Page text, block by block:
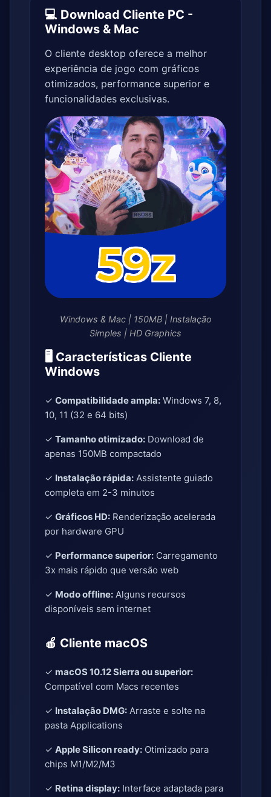
💻 Download Cliente PC -
Windows & Mac
O cliente desktop oferece a melhor
experiência de jogo com gráficos
otimizados, performance superior e
funcionalidades exclusivas.
Windows & Mac | 150MB | Instalação
Simples | HD Graphics
🖥️ Características Cliente
Windows
✓ Compatibilidade ampla: Windows 7, 8,
10, 11 (32 e 64 bits)
✓ Tamanho otimizado: Download de
apenas 150MB compactado
✓ Instalação rápida: Assistente guiado
completa em 2-3 minutos
✓ Gráficos HD: Renderização acelerada
por hardware GPU
✓ Performance superior: Carregamento
3x mais rápido que versão web
✓ Modo offline: Alguns recursos
disponíveis sem internet
🍎 Cliente macOS
✓ macOS 10.12 Sierra ou superior:
Compatível com Macs recentes
✓ Instalação DMG: Arraste e solte na
pasta Applications
✓ Apple Silicon ready: Otimizado para
chips M1/M2/M3
✓ Retina display: Interface adaptada para